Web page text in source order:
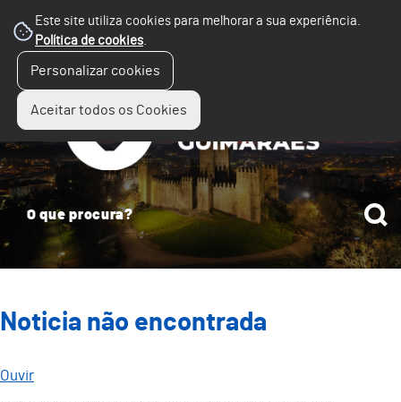
Este site utiliza cookies para melhorar a sua experiência.
Política de cookies.
Personalizar cookies
Aceitar todos os Cookies
Noticia não encontrada
Ouvir